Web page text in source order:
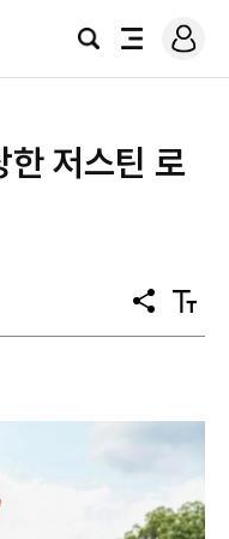
검
전
로
그
한 저스틴 로
공
유
텍
스